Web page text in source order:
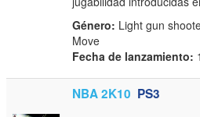
Género: Light gun
Move
Fecha de lanzamiento:
NBA 2K10 PS3